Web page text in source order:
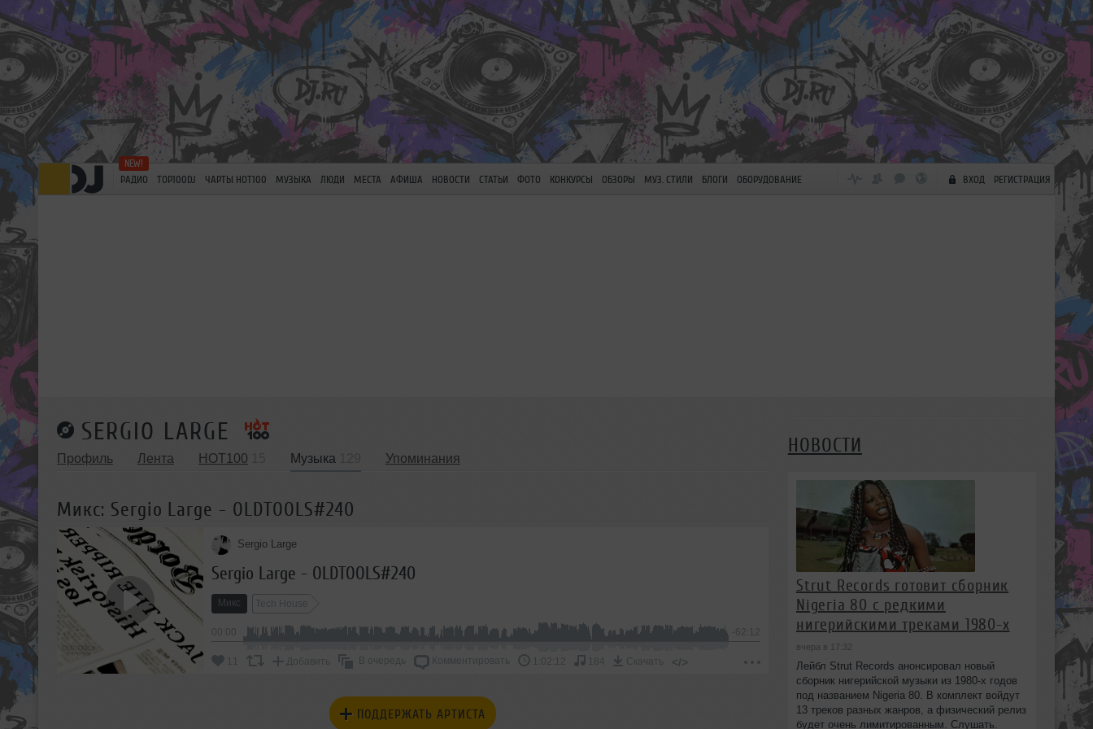
РАДИО TOP100DJ ЧАРТЫ HOT100 МУЗЫКА ЛЮДИ МЕСТА АФИША НОВОСТИ СТАТЬИ ФОТО КОНКУРСЫ ОБЗОРЫ МУЗ. СТИЛИ БЛОГИ ОБОРУДОВАНИЕ ВХОД РЕГИСТРАЦИЯ
SERGIO LARGE
Профиль Лента HOT100 Музыка Упоминания
Микс: Sergio Large - OLDTOOLS#240
Sergio Large
Sergio Large - OLDTOOLS#240
Микс Tech House
-62:12
Добавить В очередь Комментировать 1:02:12 Скачать </>
ПОДДЕРЖАТЬ АРТИСТА
НОВОСТИ
Strut Records готовит сборник
Nigeria 80 с редкими
нигерийскими треками 1980-х
вчера в 17:32
Лейбл Strut Records анонсировал новый
сборник нигерийской музыки из 1980-х годов
под названием Nigeria 80. В комплект войдут
13 треков разных жанров, а физический релиз
будет очень лимитированным. Слушать.